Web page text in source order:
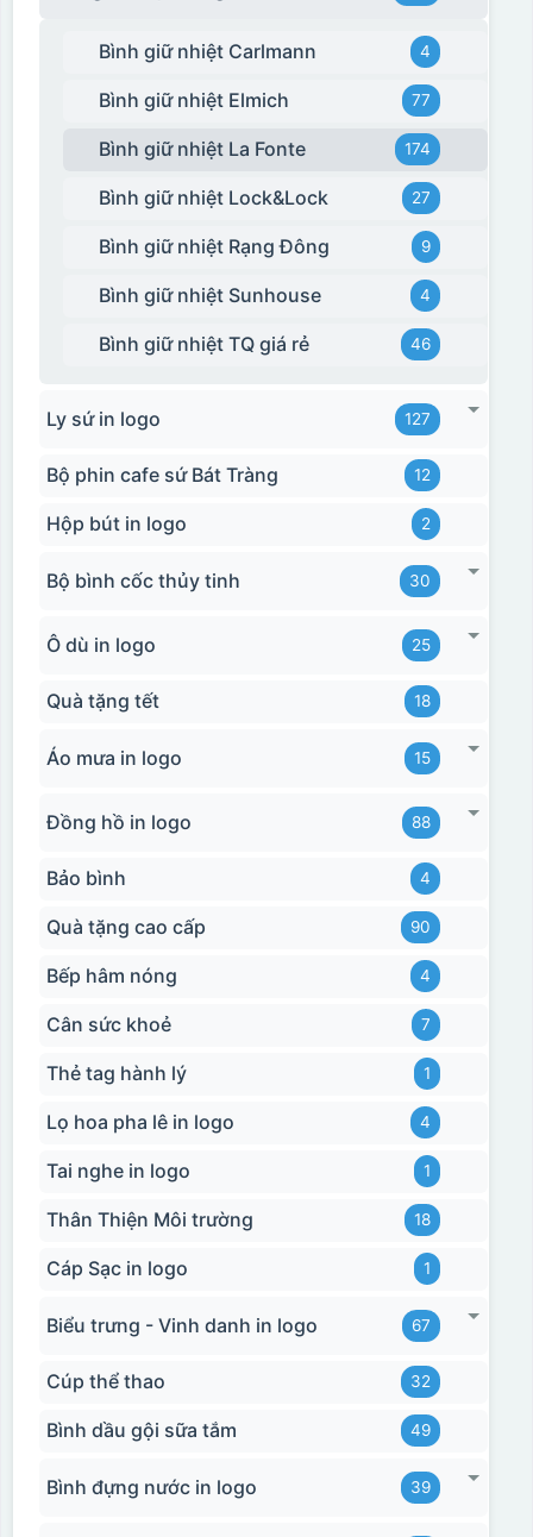
Bình giữ nhiệt Carlmann 4
Bình giữ nhiệt Elmich 77
Bình giữ nhiệt La Fonte 174
Bình giữ nhiệt Lock&Lock 27
Bình giữ nhiệt Rạng Đông 9
Bình giữ nhiệt Sunhouse 4
Bình giữ nhiệt TQ giá rẻ 46
Ly sứ in logo 127
Bộ phin cafe sứ Bát Tràng 12
Hộp bút in logo 2
Bộ bình cốc thủy tinh 30
Ô dù in logo 25
Quà tặng tết 18
Áo mưa in logo 15
Đồng hồ in logo 88
Bảo bình 4
Quà tặng cao cấp 90
Bếp hâm nóng 4
Cân sức khoẻ 7
Thẻ tag hành lý 1
Lọ hoa pha lê in logo 4
Tai nghe in logo 1
Thân Thiện Môi trường 18
Cáp Sạc in logo 1
Biểu trưng - Vinh danh in logo 67
Cúp thể thao 32
Bình dầu gội sữa tắm 49
Bình đựng nước in logo 39